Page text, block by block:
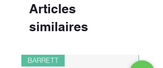
Articles
similaires
BARRETT